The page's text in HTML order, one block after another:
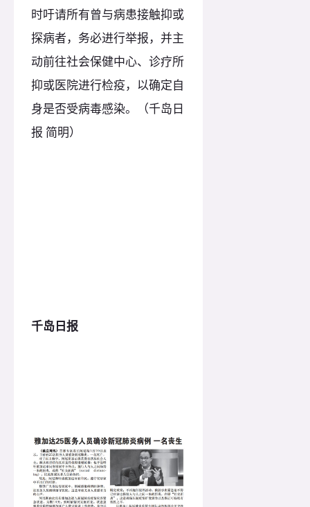
时吁请所有曾与病患接触抑或
探病者，务必进行举报，并主
动前往社会保健中心、诊疗所
抑或医院进行检疫，以确定自
身是否受病毒感染。（千岛日
报 简明）
千岛日报